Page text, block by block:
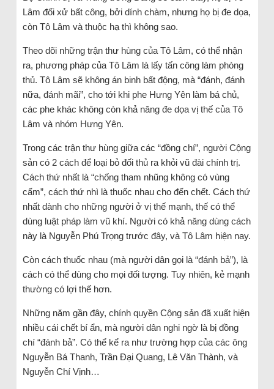
Lâm đối xử bất công, bởi dính chàm, nhưng họ bị đe dọa,
còn Tô Lâm và thuộc hạ thì không sao.
Theo dõi những trận thư hùng của Tô Lâm, có thể nhận
ra, phương pháp của Tô Lâm là lấy tấn công làm phòng
thủ. Tô Lâm sẽ không án binh bất động, mà “đánh, đánh
nữa, đánh mãi”, cho tới khi phe Hưng Yên làm bá chủ,
các phe khác không còn khả năng đe dọa vị thế của Tô
Lâm và nhóm Hưng Yên.
Trong các trận thư hùng giữa các “đồng chí”, người Cộng
sản có 2 cách để loại bỏ đối thủ ra khỏi vũ đài chính trị.
Cách thứ nhất là “chống tham nhũng không có vùng
cấm”, cách thứ nhì là thuốc nhau cho đến chết. Cách thứ
nhất dành cho những người ở vị thế mạnh, thế có thể
dùng luật pháp làm vũ khí. Người có khả năng dùng cách
này là Nguyễn Phú Trọng trước đây, và Tô Lâm hiện nay.
Còn cách thuốc nhau (mà người dân gọi là “đánh bả”), là
cách có thể dùng cho mọi đối tượng. Tuy nhiên, kẻ mạnh
thường có lợi thế hơn.
Những năm gần đây, chính quyền Cộng sản đã xuất hiện
nhiều cái chết bí ẩn, mà người dân nghi ngờ là bị đồng
chí “đánh bả”. Có thể kể ra như trường hợp của các ông
Nguyễn Bá Thanh, Trần Đại Quang, Lê Văn Thành, và
Nguyễn Chí Vịnh…